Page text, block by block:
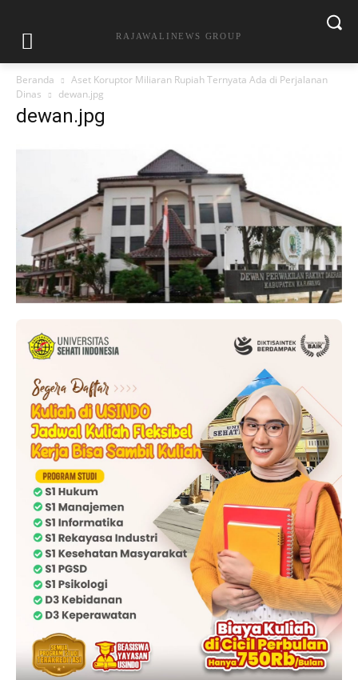
RAJAWALINEWS GROUP
Beranda
Aset Koruptor Miliaran Rupiah Ternyata Ada di Perjalanan
Dinas
dewan.jpg
dewan.jpg